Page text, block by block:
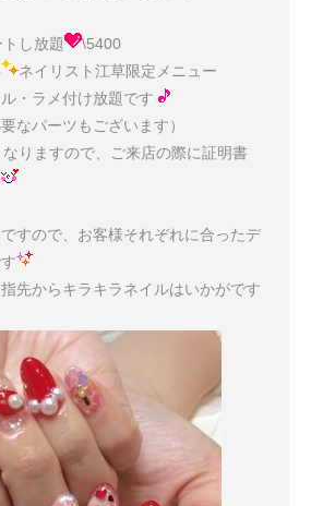
し放題
\5400
ネイリスト江草限定メニュー
・ラメ付け放題です
なパーツもございます）
りますので、ご来店の際に証明書
すので、お客様それぞれに合ったデ
先からキラキラネイルはいかがです